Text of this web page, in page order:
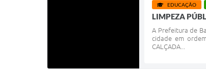
EDUCAÇÃO
LIMPEZA
A Prefeitura de
cidade em
CALÇADA...